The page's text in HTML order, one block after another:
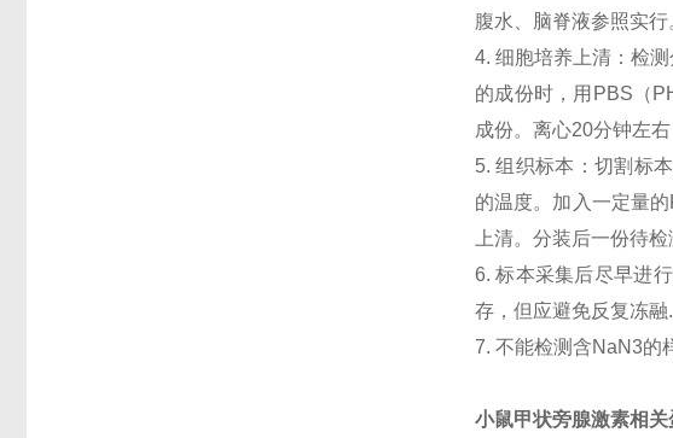
腹水、脑脊液参照实行
4. 细胞培养上清：检
的成份时，用PBS（
成份。离心20分钟左
5. 组织标本：切割标
的温度。加入一定量
上清。分装后一份待
6. 标本采集后尽早进
存，但应避免反复冻融.
7. 不能检测含NaN3的
小鼠甲状旁腺激素相